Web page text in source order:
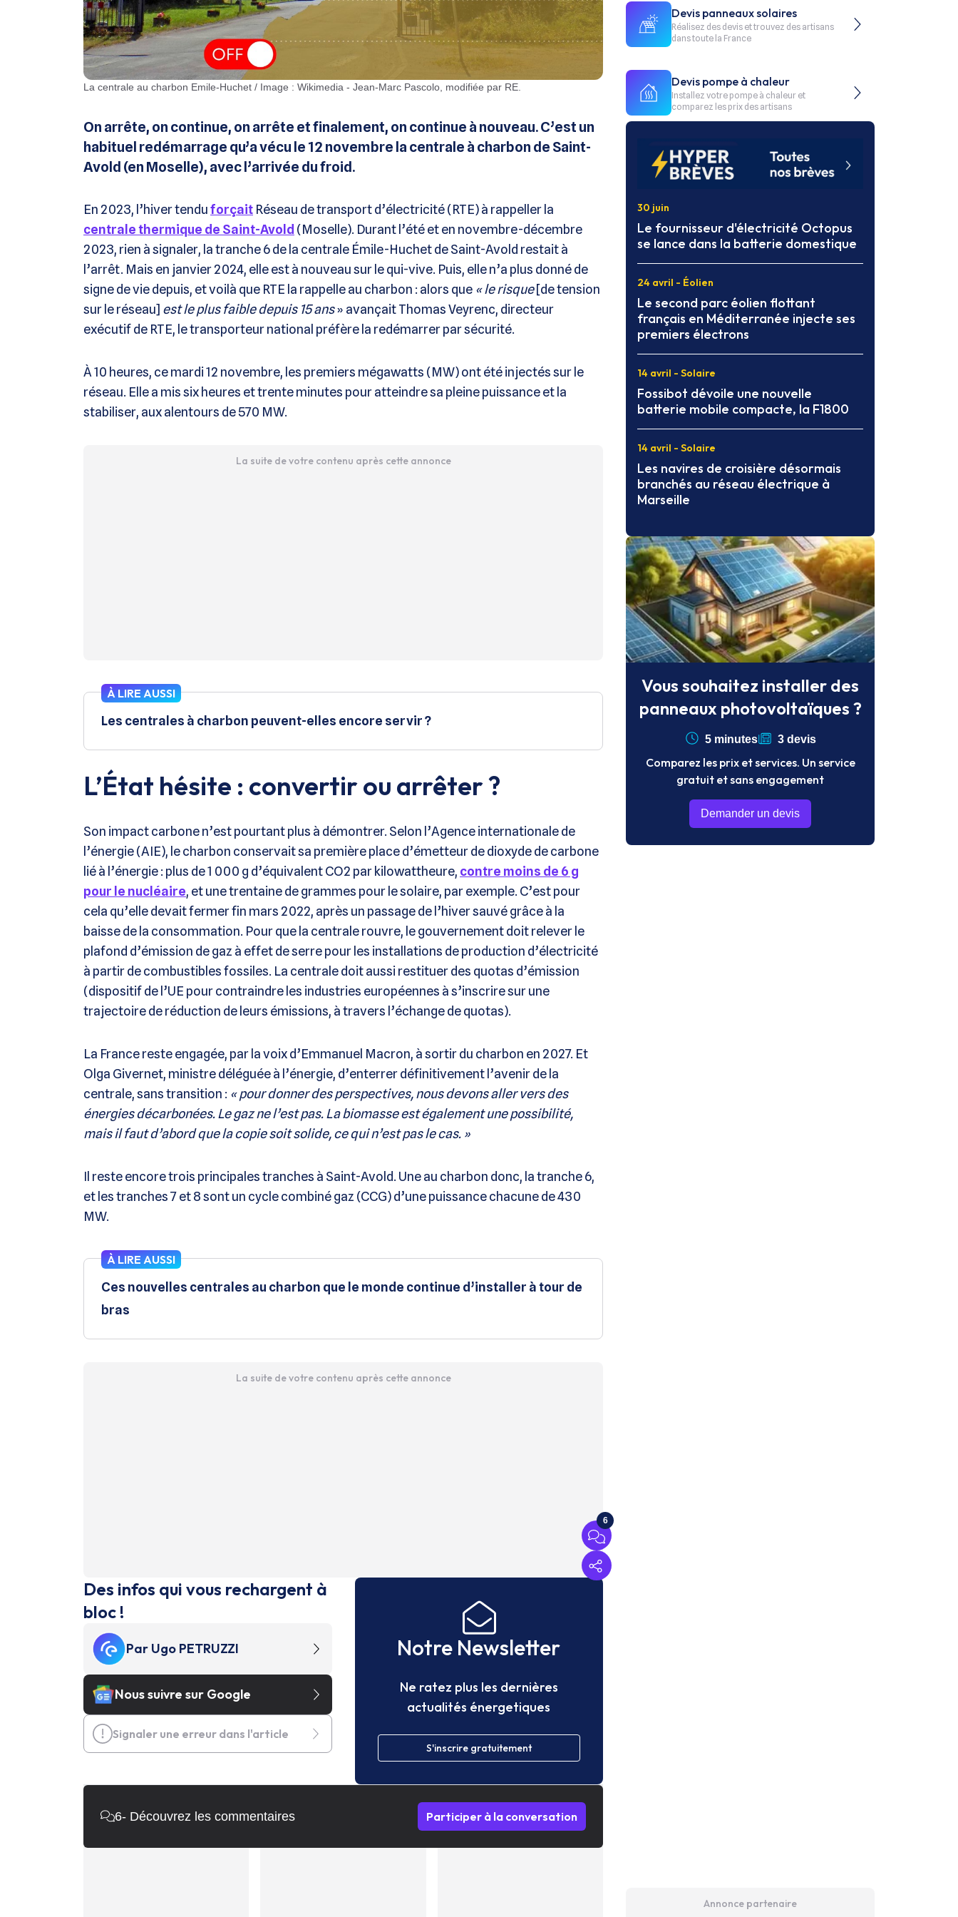
La centrale au charbon Emile-Huchet / Image : Wikimedia - Jean-Marc Pascolo, modifiée par RE.
On arrête, on continue, on arrête et finalement, on continue à nouveau. C’est un
habituel redémarrage qu’a vécu le 12 novembre la centrale à charbon de Saint-
Avold (en Moselle), avec l’arrivée du froid.
En 2023, l’hiver tenduforçait Réseau de transport d’électricité (RTE) à rappeller la
centrale thermique de Saint-Avold (Moselle). Durant l’été et en novembre-décembre
2023, rien à signaler, la tranche 6 de la centrale Émile-Huchet de Saint-Avold restait à
l’arrêt. Mais en janvier 2024, elle est à nouveau sur le qui-vive. Puis, elle n’a plus donné de
signe de vie depuis, et voilà que RTE la rappelle au charbon : alors que « le risque[de tension
sur le réseau] est le plus faible depuis 15 ans» avançait Thomas Veyrenc, directeur
exécutif de RTE, le transporteur national préfère la redémarrer par sécurité.
À 10 heures, ce mardi 12 novembre, les premiers mégawatts (MW) ont été injectés sur le
réseau. Elle a mis six heures et trente minutes pour atteindre sa pleine puissance et la
stabiliser, aux alentours de 570 MW.
La suite de votre contenu après cette annonce
À LIRE AUSSI
Les centrales à charbon peuvent-elles encore servir ?
L’État hésite : convertir ou arrêter ?
Son impact carbone n’est pourtant plus à démontrer. Selon l’Agence internationale de
l’énergie (AIE), le charbon conservait sa première place d’émetteur de dioxyde de carbone
lié à l’énergie : plus de 1 000 g d’équivalent CO2 par kilowattheure, contre moins de 6 g
pour le nucléaire, et une trentaine de grammes pour le solaire, par exemple. C’est pour
cela qu’elle devait fermer fin mars 2022, après un passage de l’hiver sauvé grâce à la
baisse de la consommation. Pour que la centrale rouvre, le gouvernement doit relever le
plafond d’émission de gaz à effet de serre pour les installations de production d’électricité
à partir de combustibles fossiles. La centrale doit aussi restituer des quotas d’émission
(dispositif de l’UE pour contraindre les industries européennes à s’inscrire sur une
trajectoire de réduction de leurs émissions, à travers l’échange de quotas).
La France reste engagée, par la voix d’Emmanuel Macron, à sortir du charbon en 2027. Et
Olga Givernet, ministre déléguée à l’énergie, d’enterrer définitivement l’avenir de la
centrale, sans transition : « pour donner des perspectives, nous devons aller vers des
énergies décarbonées. Le gaz ne l’est pas. La biomasse est également une possibilité,
mais il faut d’abord que la copie soit solide, ce qui n’est pas le cas. »
Il reste encore trois principales tranches à Saint-Avold. Une au charbon donc, la tranche 6,
et les tranches 7 et 8 sont un cycle combiné gaz (CCG) d’une puissance chacune de 430
MW.
À LIRE AUSSI
Ces nouvelles centrales au charbon que le monde continue d’installer à tour de
bras
La suite de votre contenu après cette annonce
6
Des infos qui vous rechargent à
bloc !
Par Ugo PETRUZZI
Nous suivre sur Google
Signaler une erreur dans l'article
Notre Newsletter
Ne ratez plus les dernières
actualités énergetiques
S'inscrire gratuitement
6- Découvrez les commentaires Participer à la conversation
Devis panneaux solaires
Réalisez des devis et trouvez des artisans
dans toute la France
Devis pompe à chaleur
Installez votre pompe à chaleur et
comparez les prix des artisans
30 juin
Le fournisseur d'électricité Octopus
se lance dans la batterie domestique
24 avril - Éolien
Le second parc éolien flottant
français en Méditerranée injecte ses
premiers électrons
14 avril - Solaire
Fossibot dévoile une nouvelle
batterie mobile compacte, la F1800
14 avril - Solaire
Les navires de croisière désormais
branchés au réseau électrique à
Marseille
Vous souhaitez installer des
panneaux photovoltaïques ?
5 minutes 3 devis
Comparez les prix et services. Un service
gratuit et sans engagement
Demander un devis
Annonce partenaire